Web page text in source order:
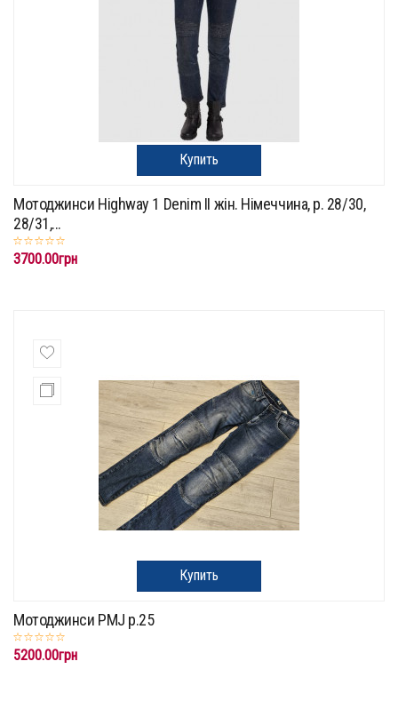
Купить
Мотоджинси Highway 1 Denim II жін. Німеччина, р. 28/30,
28/31,...
3700.00грн
Купить
Мотоджинси PMJ p.25
5200.00грн